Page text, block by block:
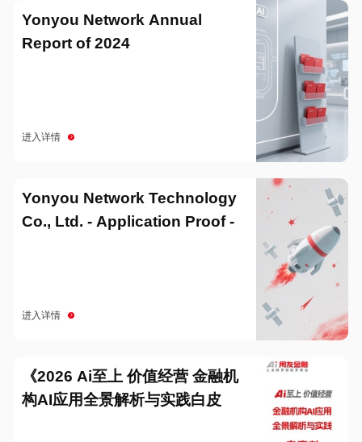
Yonyou Network Annual
Report of 2024
进入详情
Yonyou Network Technology
Co., Ltd. - Application Proof -
进入详情
《2026 Ai至上 价值经营 金融机
构AI应用全景解析与实践白皮